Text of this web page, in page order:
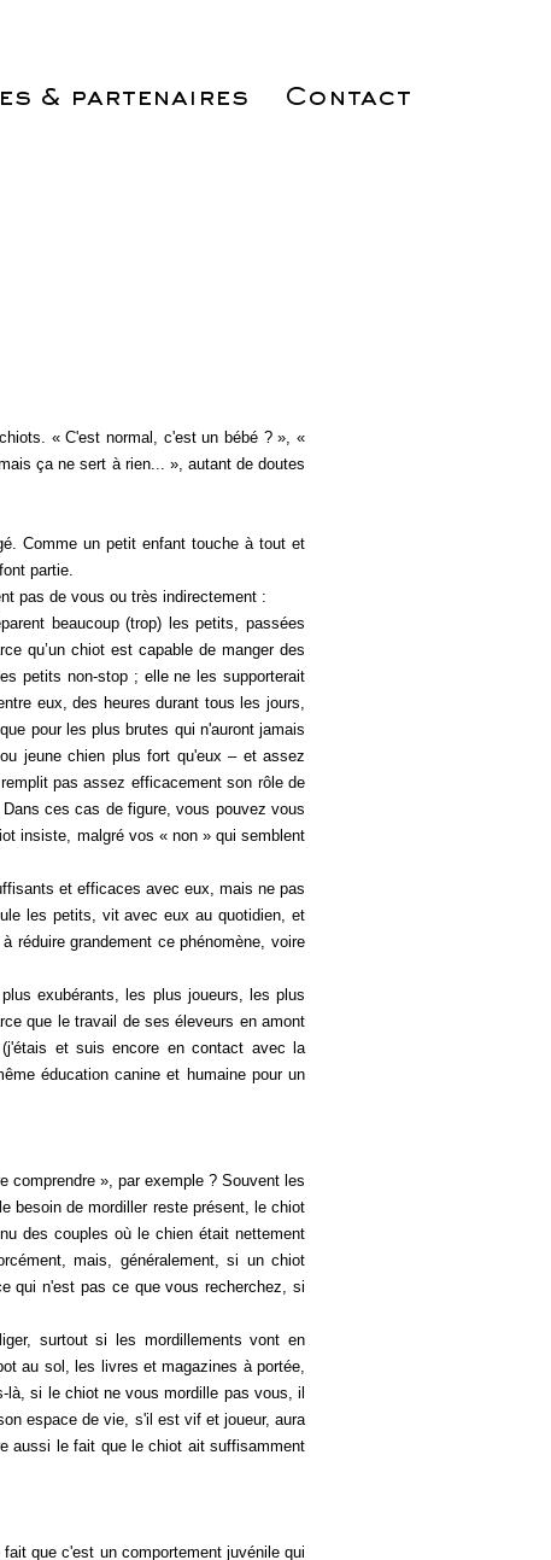
& partenaires Contact
« C'est normal, c'est un bébé ? », «
ça ne sert à rien... », autant de doutes
Comme un petit enfant touche à tout et
partie.
pas de vous ou très indirectement :
beaucoup (trop) les petits, passées
qu’un chiot est capable de manger des
petits non-stop ; elle ne les supporterait
eux, des heures durant tous les jours,
pour les plus brutes qui n'auront jamais
jeune chien plus fort qu'eux – et assez
pas assez efficacement son rôle de
ces cas de figure, vous pouvez vous
insiste, malgré vos « non » qui semblent
et efficaces avec eux, mais ne pas
les petits, vit avec eux au quotidien, et
réduire grandement ce phénomène, voire
exubérants, les plus joueurs, les plus
que le travail de ses éleveurs en amont
et suis encore en contact avec la
éducation canine et humaine pour un
comprendre », par exemple ? Souvent les
besoin de mordiller reste présent, le chiot
des couples où le chien était nettement
mais, généralement, si un chiot
qui n'est pas ce que vous recherchez, si
surtout si les mordillements vont en
au sol, les livres et magazines à portée,
si le chiot ne vous mordille pas vous, il
espace de vie, s'il est vif et joueur, aura
aussi le fait que le chiot ait suffisamment
que c'est un comportement juvénile qui